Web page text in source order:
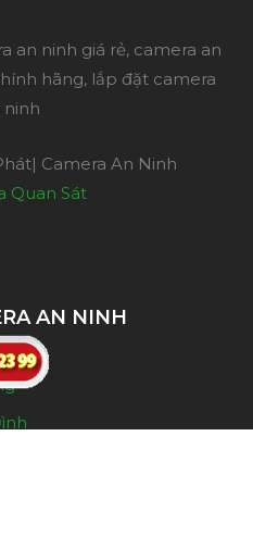
an ninh giá rẻ, camera an
hãng, lắp đặt camera
ninh
Camera An Ninh
Quan Sát
AN NINH